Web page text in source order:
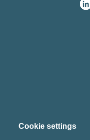
Cookie settings